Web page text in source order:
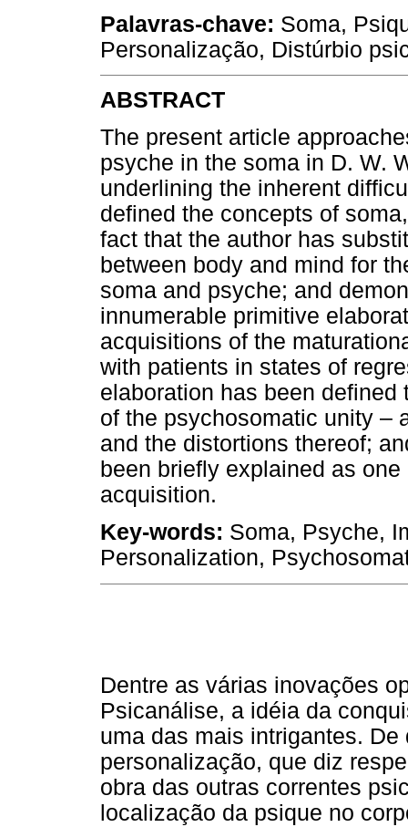
Palavras-chave: Soma,
Personalização, Distúrbio
ABSTRACT
The present article
psyche in the soma in D. W.
underlining the inherent
defined the concepts of
fact that the author has
between body and mind for
soma and psyche; and
innumerable primitive
acquisitions of the
with patients in states of
elaboration has been
of the psychosomatic unity –
and the distortions thereof;
been briefly explained as
acquisition.
Key-words: Soma, Psyche,
Personalization,
Dentre as várias inovações
Psicanálise, a idéia da
uma das mais intrigantes.
personalização, que diz
obra das outras correntes
localização da psique no